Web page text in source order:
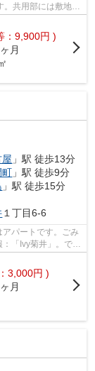
。共用部には敷地内
：9,900円 )
月
」駅 徒歩13分
町 」駅 徒歩9分
」駅 徒歩15分
１丁目6-6
パートです。ごみ
「Ivy菊井」。でき
3,000円 )
月